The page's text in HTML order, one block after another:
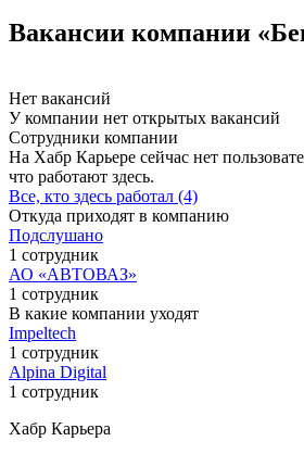
Вакансии компании
Нет вакансий
У компании нет открытых вакансий
Сотрудники компании
На Хабр Карьере сейчас нет
что работают здесь.
Все, кто здесь работал (4)
Откуда приходят в компанию
Подслушано
1 сотрудник
АО «АВТОВАЗ»
1 сотрудник
В какие компании уходят
Impeltech
1 сотрудник
Alpina Digital
1 сотрудник
Хабр Карьера